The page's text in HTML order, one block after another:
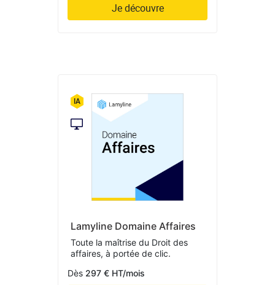
Je découvre
Lamyline Domaine Affaires
Toute la maîtrise du Droit des
affaires, à portée de clic.
Dès 297 € HT/mois